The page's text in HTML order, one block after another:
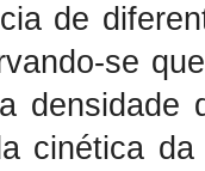
de
se
densidade
cinética